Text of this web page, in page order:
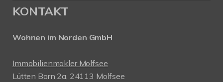
KONTAKT
Wohnen im Norden GmbH
Immobilienmakler Molfsee
Lütten Born 2a, 24113 Molfsee